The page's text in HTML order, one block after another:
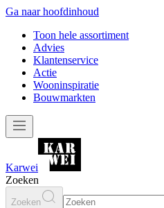
Ga naar hoofdinhoud
Toon hele assortiment
Advies
Klantenservice
Actie
Wooninspiratie
Bouwmarkten
Karwei
Zoeken
Zoeken